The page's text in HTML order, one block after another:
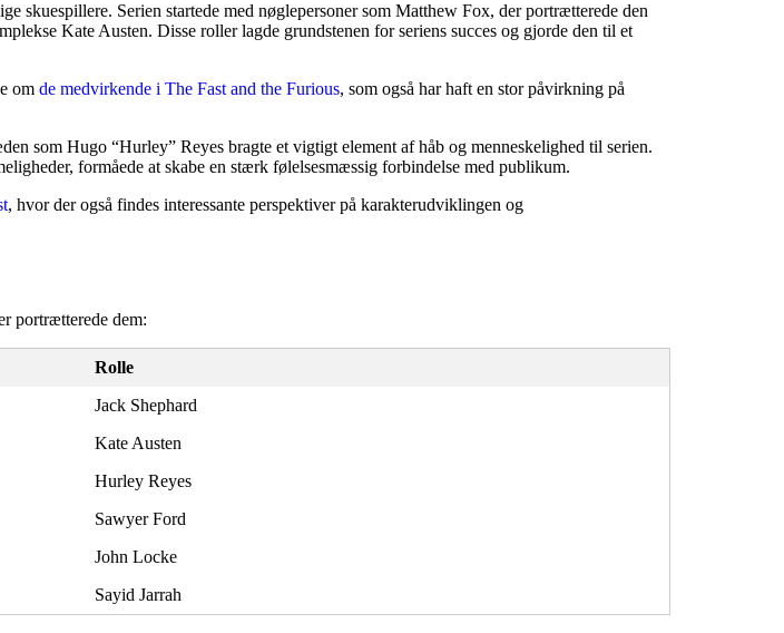
skuespillere. Serien startede med nøglepersoner som Matthew Fox, der portrætterede den
Kate Austen. Disse roller lagde grundstenen for seriens succes og gjorde den til et
om de medvirkende i The Fast and the Furious, som også har haft en stor påvirkning på
som Hugo “Hurley” Reyes bragte et vigtigt element af håb og menneskelighed til serien.
formåede at skabe en stærk følelsesmæssig forbindelse med publikum.
, hvor der også findes interessante perspektiver på karakterudviklingen og
portrætterede dem:
Rolle
Jack Shephard
Kate Austen
Hurley Reyes
Sawyer Ford
John Locke
Sayid Jarrah